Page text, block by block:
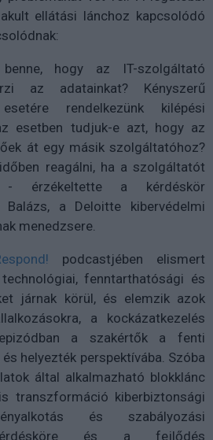
ellátási lánchoz kapcsolódó
hogy az IT-szolgáltató
az adatainkat? Kényszerű
rendelkezünk kilépési
esetben tudjuk-e azt, hogy az
át egy másik szolgáltatóhoz?
reagálni, ha a szolgáltatót
- érzékeltette a kérdéskör
Balázs, a Deloitte kibervédelmi
menedzsere.
podcastjében elismert
fenntarthatósági és
járnak körül, és elemzik azok
a kockázatkezelés
a szakértők a fenti
helyezték perspektívába. Szóba
által alkalmazható blokklánc
transzformáció kiberbiztonsági
és szabályozási
kérdésköre és a fejlődés